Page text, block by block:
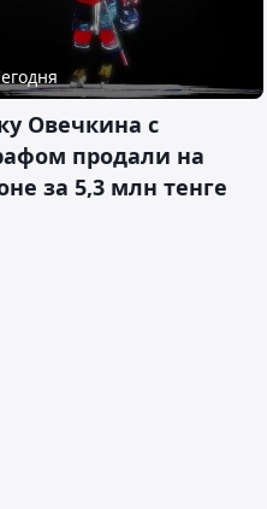
Овечкина с
продали на
за 5,3 млн тенге